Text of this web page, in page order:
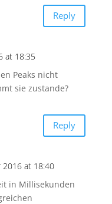
Reply
at 18:35
Peaks nicht
sie zustande?
Reply
at 18:40
in Millisekunden